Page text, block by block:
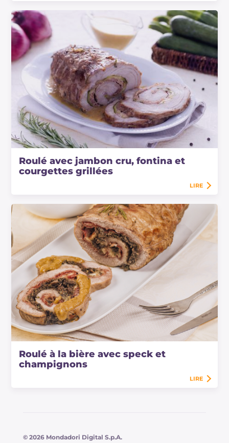
Roulé avec jambon cru, fontina et
courgettes grillées
LIRE
Roulé à la bière avec speck et
champignons
LIRE
© 2026 Mondadori Digital S.p.A.